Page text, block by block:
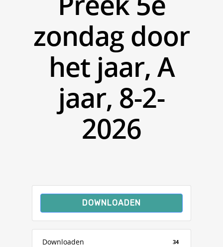
zondag door
het jaar, A
jaar, 8-2-
2026
DOWNLOADEN
Downloaden 34